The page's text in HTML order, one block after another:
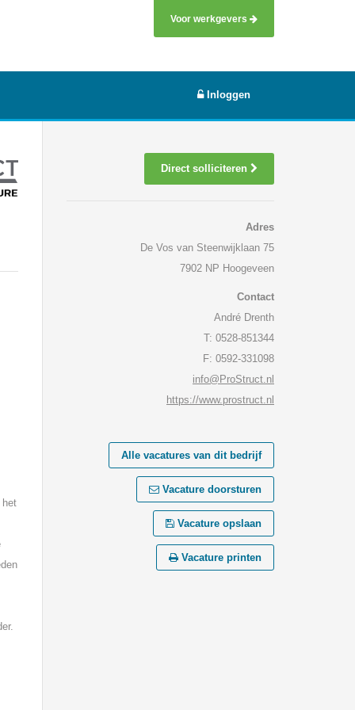
Voor werkgevers
Inloggen
het
Direct solliciteren
Adres
De Vos van Steenwijklaan 75
7902 NP Hoogeveen
Contact
André Drenth
T: 0528-851344
F: 0592-331098
info@ProStruct.nl
https://www.prostruct.nl
Alle vacatures van dit bedrijf
Vacature doorsturen
Vacature opslaan
Vacature printen